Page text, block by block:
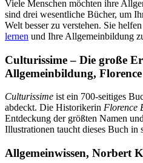
Viele Menschen möchten ihre
sind drei wesentliche Bücher, um
Welt besser zu verstehen. Sie
lernen und Ihre Allgemeinbildung
Culturissime – Die große
Allgemeinbildung,
Culturissime ist ein 700-seitiges
abdeckt. Die Historikerin Florence
Entdeckung der größten Namen
Illustrationen taucht dieses Buch in
Allgemeinwissen, Norbert